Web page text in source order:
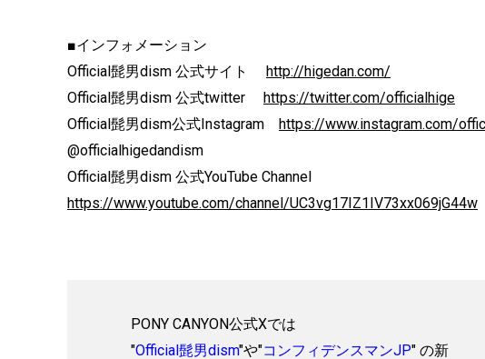
■インフォメーション
Official髭男dism 公式サイト http://higedan.com/
Official髭男dism 公式twitter https://twitter.com/officialhige
Official髭男dism公式Instagram https://www.instagram.com/
@officialhigedandism
Official髭男dism 公式YouTube Channel
https://www.youtube.com/channel/UC3vg17IZ1IV73xx069jG44w
PONY CANYON公式Xでは
"Official髭男dism"や"コンフィデンスマンJP" の新